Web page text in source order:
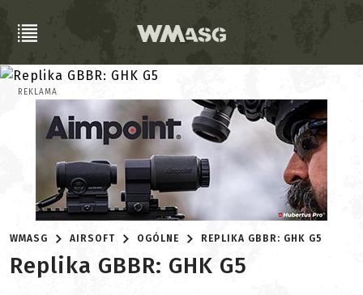
REKLAMA
WMASG AIRSOFT OGÓLNE REPLIKA GBBR: GHK G5
Replika GBBR: GHK G5